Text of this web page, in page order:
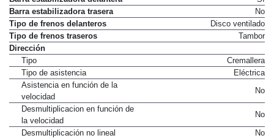
Barra estabilizadora trasera
No
Tipo de frenos delanteros
Disco ventilado
Tipo de frenos traseros
Tambor
Dirección
Tipo
Cremallera
Tipo de asistencia
Eléctrica
Asistencia en función de la
velocidad
No
Desmultiplicacion en función de
la velocidad
No
Desmultiplicación no lineal
No